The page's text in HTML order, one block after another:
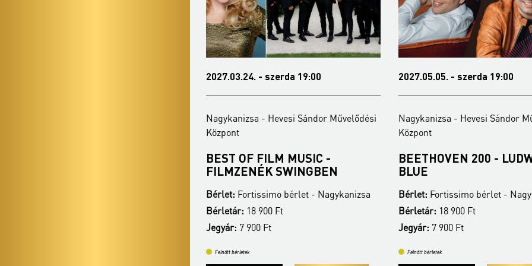
2027.03.24. - szerda 19:00
Nagykanizsa - Hevesi Sándor Művelődési
Központ
BEST OF FILM MUSIC -
FILMZENÉK SWINGBEN
Bérlet: Fortissimo bérlet - Nagykanizsa
Bérletár: 18 900 Ft
Jegyár: 7 900 Ft
Felnőtt bérletek
2027.05.05. - szerda 19:00
Nagykanizsa - Hevesi Sándor
Központ
BEETHOVEN 200 -
BLUE
Bérlet: Fortissimo bérlet -
Bérletár: 18 900 Ft
Jegyár: 7 900 Ft
Felnőtt bérletek